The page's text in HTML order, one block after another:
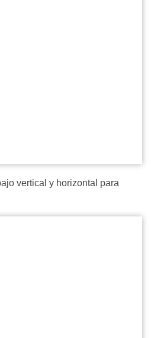
vertical y horizontal para